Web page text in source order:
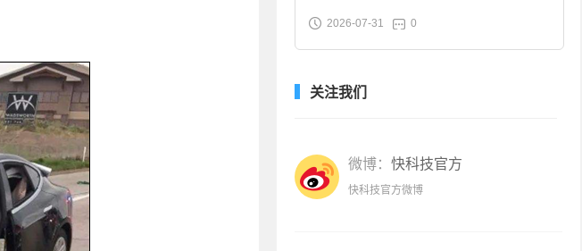
皂2斤大促
2026-07-31 0
关注我们
微博： 快科技官方
快科技官方微博